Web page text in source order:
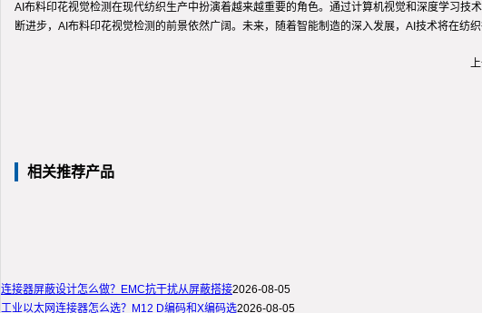
AI布料印花视觉检测在现代纺织生产中扮演着越来越重要的角色。通过计算机视觉和深度学习
断进步，AI布料印花视觉检测的前景依然广阔。未来，随着智能制造的深入发展，AI技术将在纺
上
相关推荐产品
连接器屏蔽设计怎么做？EMC抗干扰从屏蔽搭接2026-08-05
工业以太网连接器怎么选？M12 D编码和X编码选2026-08-05